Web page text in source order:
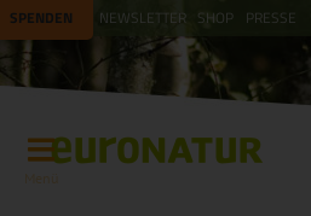
SPENDEN NEWSLETTER SHOP PRESSE